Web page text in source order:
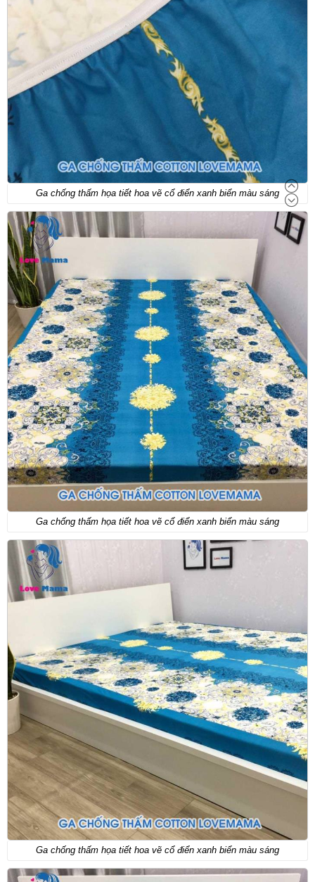
Ga chống thấm họa tiết hoa vẽ cổ điển xanh biển màu sáng
Ga chống thấm họa tiết hoa vẽ cổ điển xanh biển màu sáng
Ga chống thấm họa tiết hoa vẽ cổ điển xanh biển màu sáng